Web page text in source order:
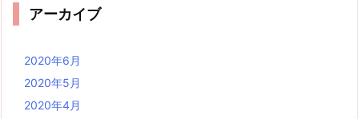
アーカイブ
2020年6月
2020年5月
2020年4月